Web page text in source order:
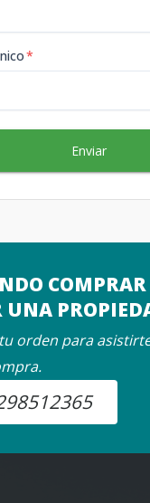
*
Enviar
COMPRAR
UNA
orden para